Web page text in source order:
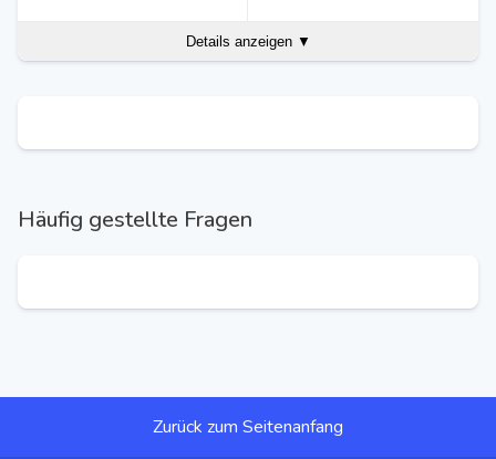
Details anzeigen ▼
Häufig gestellte Fragen
Zurück zum Seitenanfang